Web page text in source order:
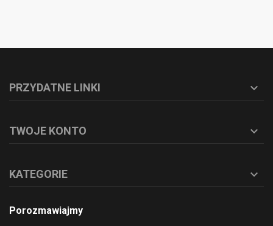
PRZYDATNE LINKI 
TWOJE KONTO 
KATEGORIE 
Porozmawiajmy